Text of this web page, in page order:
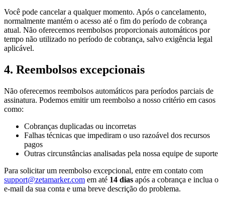
Você pode cancelar a qualquer momento. Após o cancelamento,
normalmente mantém o acesso até o fim do período de cobrança
atual. Não oferecemos reembolsos proporcionais automáticos por
tempo não utilizado no período de cobrança, salvo exigência legal
aplicável.
4. Reembolsos excepcionais
Não oferecemos reembolsos automáticos para períodos parciais de
assinatura. Podemos emitir um reembolso a nosso critério em casos
como:
Cobranças duplicadas ou incorretas
Falhas técnicas que impediram o uso razoável dos recursos
pagos
Outras circunstâncias analisadas pela nossa equipe de suporte
Para solicitar um reembolso excepcional, entre em contato com
support@zetamarker.com em até 14 dias após a cobrança e inclua o
e-mail da sua conta e uma breve descrição do problema.